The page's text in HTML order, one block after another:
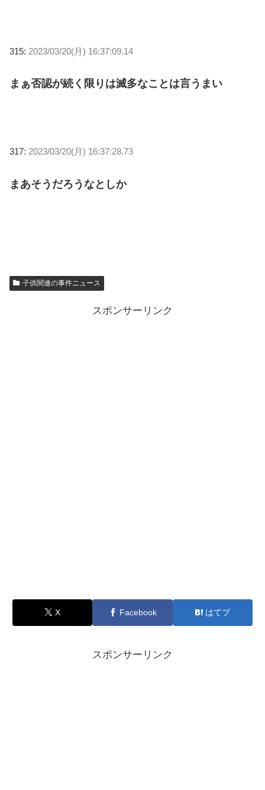
315: 2023/03/20(月) 16:37:09.14
まぁ否認が続く限りは滅多なことは言うまい
317: 2023/03/20(月) 16:37:28.73
まあそうだろうなとしか
子供関連の事件ニュース
スポンサーリンク
X Facebook はてブ
スポンサーリンク